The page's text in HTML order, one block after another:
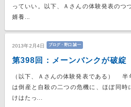
っていい。以下、Ａさんの体験発表の
婿養...
2013年2月4日 ブログ・野口 誠一
第398回：メーンバンクが破綻
（以下、Ａさんの体験発表である） 半
は倒産と自殺の二つの危機に、ほぼ同時
けはたっ...